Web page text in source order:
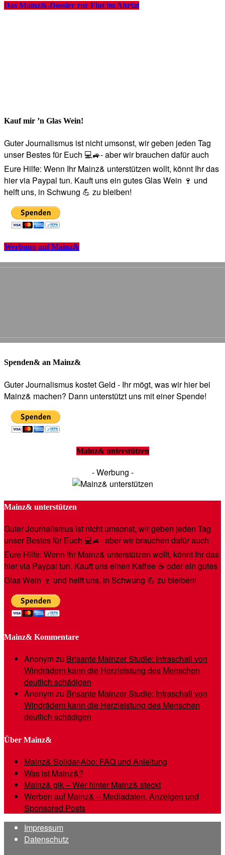
Das Mainz&-Dossier zur Flut im Ahrtal
Kauf mir ’n Glas Wein!
Guter Journalismus ist nicht umsonst, wir geben jeden Tag
unser Bestes für Euch 💻🚙- aber wir brauchen dafür auch
Eure Hilfe: Wenn Ihr Mainz& unterstützen wollt, könnt Ihr das
hier via Paypal tun. Kauft uns ein gutes Glas Wein 🍷 und
helft uns, in Schwung 💪 zu bleiben!
Werbung auf Mainz&
Spenden& an Mainz&
Guter Journalismus kostet Geld - Ihr mögt, was wir hier bei
Mainz& machen? Dann unterstützt uns mit einer Spende!
Mainz& unterstützen
- Werbung -
Mainz& unterstützen
Guter Journalismus ist nicht umsonst, wir geben jeden Tag
unser Bestes für Euch 💻🚙- aber wir brauchen dafür auch
Eure Hilfe: Wenn Ihr Mainz& unterstützen wollt, könnt Ihr das
hier via Paypal tun. Kauft uns einen Kaffee ☕️ oder ein gutes
Glas Wein 🍷 und helft uns, in Schwung 💪 zu bleiben!
Mainz& Kommentare
Anonymzu Brisante Mainzer Studie: Infraschall von
Windrädern kann die Herzleistung des Menschen
deutlich schädigen
Anonymzu Brisante Mainzer Studie: Infraschall von
Windrädern kann die Herzleistung des Menschen
deutlich schädigen
Über Mainz&
Mainz& Solidar-Abo: FAQ und Anleitung
Was ist Mainz&?
Mainz& gik – Wer hinter Mainz& steckt
Werben auf Mainz& – Mediadaten, Anzeigen und
Sponsored Posts
Impressum
Datenschutz